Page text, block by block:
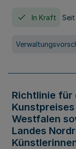
In Kraft
Richtlinie für
Westfalen
Landes